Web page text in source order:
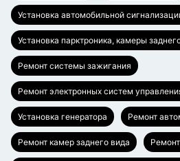
Установка автомобильной
Установка парктроника, камеры
Ремонт системы зажигания
Ремонт электронных систем
Установка генератора Ремонт
Ремонт камер заднего вида